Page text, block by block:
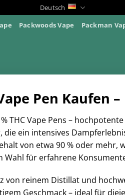
Deutsch
Packwoods Vape Packman
Pen Kaufen
THC Vape Pens –
die ein intensives
von etwa 90 % oder
Wahl für erfahrene
von reinem Distillat und
Geschmack – ideal für